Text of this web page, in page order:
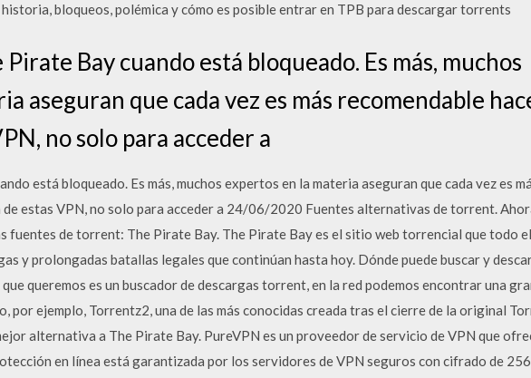
bloqueos, polémica y cómo es posible entrar en TPB para descargar torrents
Bay cuando está bloqueado. Es más, muchos
aseguran que cada vez es más recomendable
no solo para acceder a
está bloqueado. Es más, muchos expertos en la materia aseguran que cada vez es
de estas VPN, no solo para acceder a 24/06/2020 Fuentes alternativas de torrent.
fuentes de torrent: The Pirate Bay. The Pirate Bay es el sitio web torrencial que todo
y prolongadas batallas legales que continúan hasta hoy. Dónde puede buscar y
queremos es un buscador de descargas torrent, en la red podemos encontrar una
por ejemplo, Torrentz2, una de las más conocidas creada tras el cierre de la original
alternativa a The Pirate Bay. PureVPN es un proveedor de servicio de VPN que
en línea está garantizada por los servidores de VPN seguros con cifrado de 256